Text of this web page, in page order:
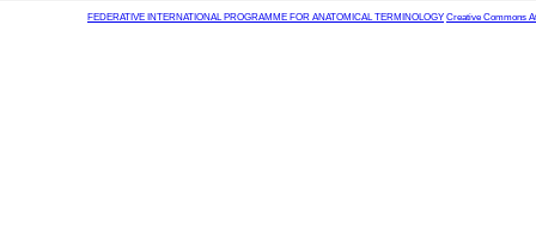
FEDERATIVE INTERNATIONAL PROGRAMME FOR ANATOMICAL TERMINOLOGY Creative Commons